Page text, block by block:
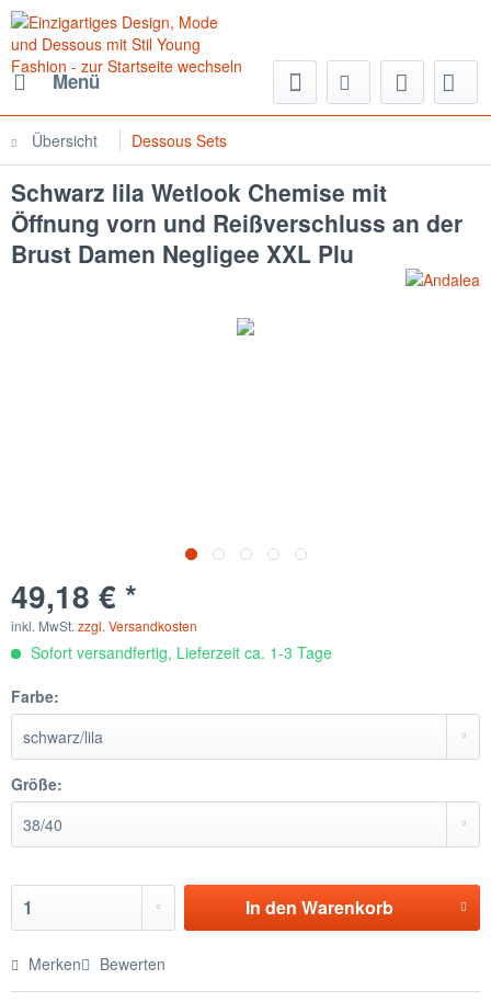
Menü
Übersicht Dessous Sets
Schwarz lila Wetlook Chemise mit
Öffnung vorn und Reißverschluss an der
Brust Damen Negligee XXL Plu
49,18 € *
inkl. MwSt. zzgl. Versandkosten
Sofort versandfertig, Lieferzeit ca. 1-3 Tage
Farbe:
Größe:
In den Warenkorb
Merken Bewerten